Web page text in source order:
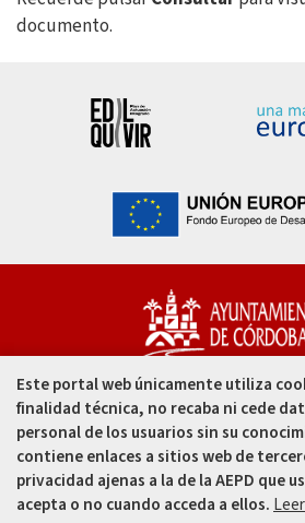
documento.
Capitulares, 1. 14002
Córdoba - España
957 49 99 00
957 47 80 50
Este portal web únicamente utiliza
finalidad técnica, no recaba ni cede
personal de los usuarios sin su
contiene enlaces a sitios web de
privacidad ajenas a la de la AEPD que
acepta o no cuando acceda a ellos.